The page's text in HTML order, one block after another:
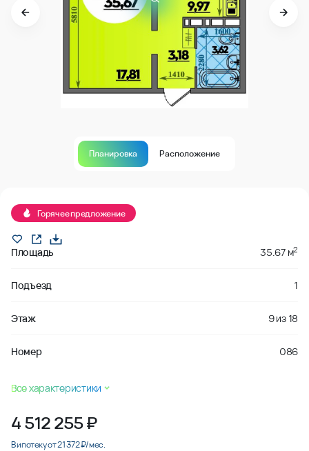
Планировка Расположение
Горячее предложение
Площадь 35.67 м2
Подъезд 1
Этаж 9из18
Номер 086
Все характеристики
4 512 255₽
В ипотеку от 21 372 ₽/мес.